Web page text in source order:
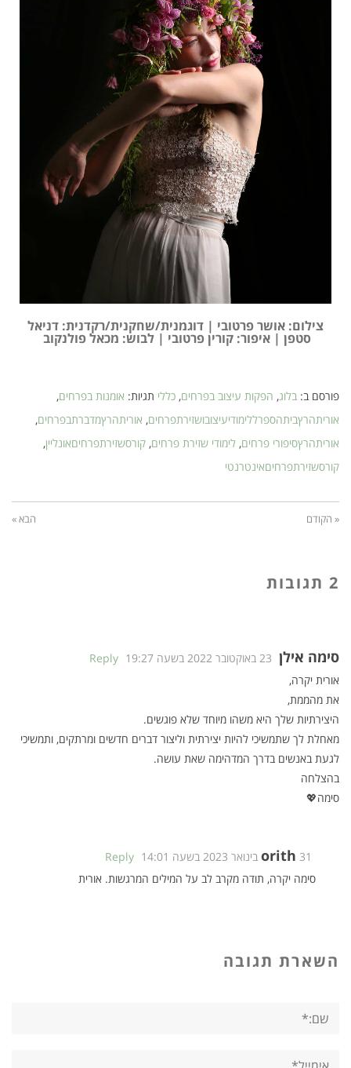
צילום: אושר פרטובי | דוגמנית/שחקנית/רקדנית: דניאל
סטפן | איפור: קורין פרטובי | לבוש: מכאל פולנקוב
פורסם ב: בלוג, הפקות עיצוב בפרחים, כללי תגיות: אומנות בפרחים,
אוריתהרץביתהספרללימודיעיצובושזירתפרחים, אוריתהרץמדברתבפרחים,
אוריתהרץסיפורי פרחים, לימודי שזירת פרחים, קורסשזירתפרחיםאונליין,
קורסשזירתפרחיםאינטרנטי
« הקודם הבא »
2 תגובות
סימה אילן 23 באוקטובר 2022 בשעה 19:27
Reply
אורית יקרה,
את מהממת,
היצירתיות שלך היא משהו מיוחד שלא פוגשים.
מאחלת לך שתמשיכי להיות יצירתית וליצור דברים חדשים ומרתקים, ותמשיכי
לגעת באנשים בדרך המדהימה שאת עושה.
בהצלחה
סימה💖
orith 31 בינואר 2023 בשעה 14:01
Reply
סימה יקרה, תודה מקרב לב על המילים המרגשות. אורית
השארת תגובה